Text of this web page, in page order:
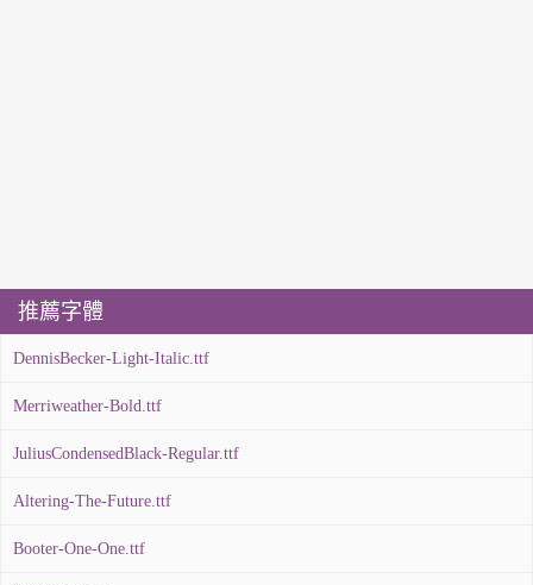
推薦字體
DennisBecker-Light-Italic.ttf
Merriweather-Bold.ttf
JuliusCondensedBlack-Regular.ttf
Altering-The-Future.ttf
Booter-One-One.ttf